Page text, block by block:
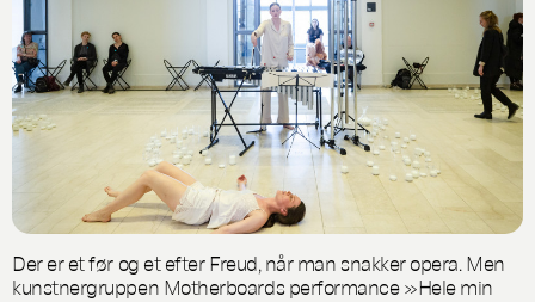
Der er et før og et efter Freud, når man snakker opera. Men
kunstnergruppen Motherboards performance »Hele min